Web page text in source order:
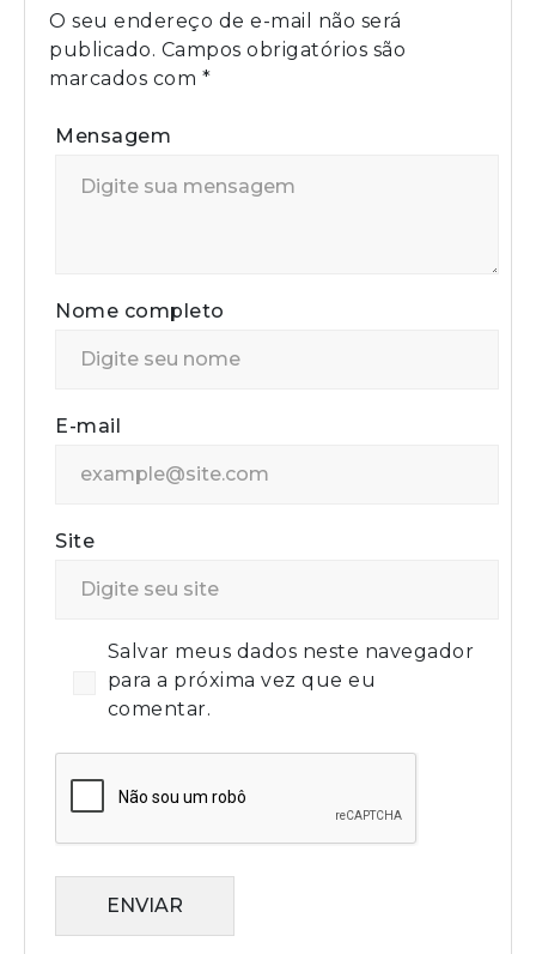
O seu endereço de e-mail não será
publicado. Campos obrigatórios são
marcados com *
Mensagem
Nome completo
E-mail
Site
Salvar meus dados neste navegador
para a próxima vez que eu
comentar.
ENVIAR